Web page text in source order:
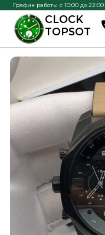
График работы с 10:00 до
CLOCK
TOPSOT